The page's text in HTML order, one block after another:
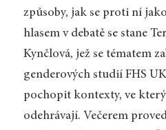
způsoby, jak se proti ní
hlasem v debatě se stane
Kynčlová, jež se tématem
genderových studií FHS
pochopit kontexty, ve
odehrávají. Večerem